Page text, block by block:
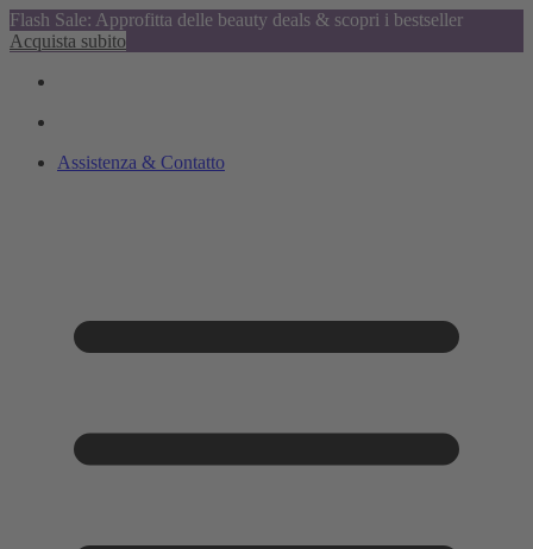
Flash Sale: Approfitta delle beauty deals & scopri i bestseller
Acquista subito
Assistenza & Contatto